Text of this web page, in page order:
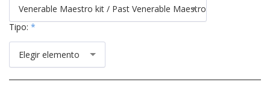
Venerable Maestro kit / Past Venerable Maestro
Tipo: *
Elegir elemento